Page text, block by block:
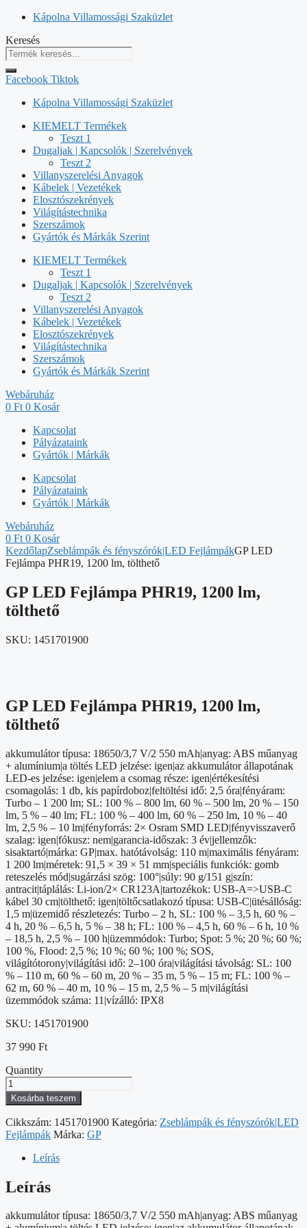
Kilépés
tartalomba
Kápolna Villamossági Szaküzlet
Keresés
Facebook Tiktok
Kápolna Villamossági Szaküzlet
KIEMELT Termékek
Teszt 1
Dugaljak | Kapcsolók | Szerelvények
Teszt 2
Villanyszerelési Anyagok
Kábelek | Vezetékek
Elosztószekrények
Világítástechnika
Szerszámok
Gyártók és Márkák Szerint
KIEMELT Termékek
Teszt 1
Dugaljak | Kapcsolók | Szerelvények
Teszt 2
Villanyszerelési Anyagok
Kábelek | Vezetékek
Elosztószekrények
Világítástechnika
Szerszámok
Gyártók és Márkák Szerint
Webáruház
0 Ft 0 Kosár
Kapcsolat
Pályázataink
Gyártók | Márkák
Kapcsolat
Pályázataink
Gyártók | Márkák
Webáruház
0 Ft 0 Kosár
KezdőlapZseblámpák és fényszórók|LED FejlámpákGP LED
Fejlámpa PHR19, 1200 lm, tölthető
GP LED Fejlámpa PHR19, 1200 lm,
tölthető
SKU: 1451701900
GP LED Fejlámpa PHR19, 1200 lm,
tölthető
akkumulátor típusa: 18650/3,7 V/2 550 mAh|anyag: ABS műanyag
+ alumínium|a töltés LED jelzése: igen|az akkumulátor állapotának
LED-es jelzése: igen|elem a csomag része: igen|értékesítési
csomagolás: 1 db, kis papírdoboz|feltöltési idő: 2,5 óra|fényáram:
Turbo – 1 200 lm; SL: 100 % – 800 lm, 60 % – 500 lm, 20 % – 150
lm, 5 % – 40 lm; FL: 100 % – 400 lm, 60 % – 250 lm, 10 % – 40
lm, 2,5 % – 10 lm|fényforrás: 2× Osram SMD LED|fényvisszaverő
szalag: igen|fókusz: nem|garancia-időszak: 3 év|jellemzők:
sisaktartó|márka: GP|max. hatótávolság: 110 m|maximális fényáram:
1 200 lm|méretek: 91,5 × 39 × 51 mm|speciális funkciók: gomb
reteszelés mód|sugárzási szög: 100°|súly: 90 g/151 g|szín:
antracit|táplálás: Li-ion/2× CR123A|tartozékok: USB-A=>USB-C
kábel 30 cm|tölthető: igen|töltőcsatlakozó típusa: USB-C|ütésállóság:
1,5 m|üzemidő részletezés: Turbo – 2 h, SL: 100 % – 3,5 h, 60 % –
4 h, 20 % – 6,5 h, 5 % – 38 h; FL: 100 % – 4,5 h, 60 % – 6 h, 10 %
– 18,5 h, 2,5 % – 100 h|üzemmódok: Turbo; Spot: 5 %; 20 %; 60 %;
100 %, Flood: 2,5 %; 10 %; 60 %; 100 %; SOS,
világítótorony|világítási idő: 2–100 óra|világítási távolság: SL: 100
% – 110 m, 60 % – 60 m, 20 % – 35 m, 5 % – 15 m; FL: 100 % –
62 m, 60 % – 40 m, 10 % – 15 m, 2,5 % – 5 m|világítási
üzemmódok száma: 11|vízálló: IPX8
SKU: 1451701900
37 990 Ft
Quantity
GP
LED
Fejlámpa
PHR19,
1200
lm,
tölthető
Kosárba teszem
Cikkszám: 1451701900 Kategória: Zseblámpák és fényszórók|LED
Fejlámpák Márka: GP
Leírás
Leírás
akkumulátor típusa: 18650/3,7 V/2 550 mAh|anyag: ABS műanyag